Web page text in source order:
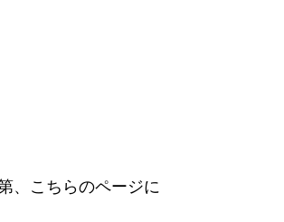
、こちらのページに